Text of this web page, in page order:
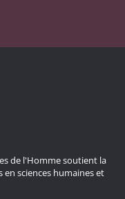
de l'Homme soutient la
en sciences humaines et